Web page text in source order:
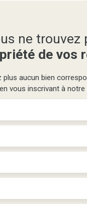
ne trouvez
de vos
plus aucun bien
vous inscrivant à notre